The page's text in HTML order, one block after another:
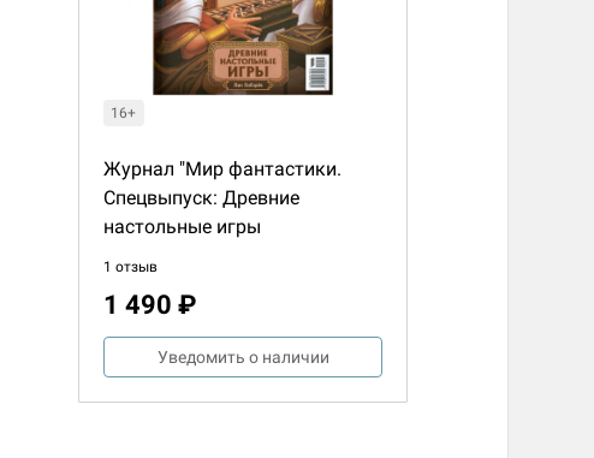
16+
Журнал "Мир фантастики.
Спецвыпуск: Древние
настольные игры
1 отзыв
1 490 ₽
Уведомить о наличии